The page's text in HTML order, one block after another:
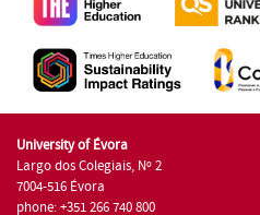
University of Évora
Largo dos Colegiais, Nº 2
7004-516 Évora
phone: +351 266 740 800